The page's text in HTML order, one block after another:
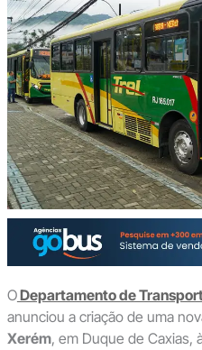
ODepartamento de
anunciou a criação de uma
Xerém, em Duque de Caxias,